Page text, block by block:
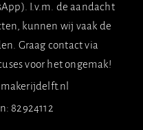
I.v.m. de aandacht
kunnen wij vaak de
Graag contact via
voor het ongemak!
82924112